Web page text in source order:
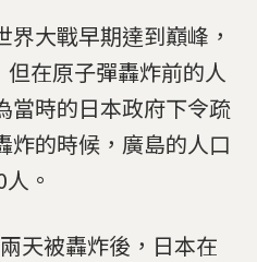
大戰早期達到巔峰，
在原子彈轟炸前的人
當時的日本政府下令疏
炸的時候，廣島的人口
。
天被轟炸後，日本在